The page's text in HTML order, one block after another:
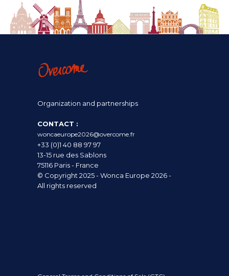
Organization and partnerships
CONTACT :
woncaeurope2026@overcome.fr
+33 (0)1 40 88 97 97
13-15 rue des Sablons
75116 Paris - France
© Copyright 2025 - Wonca Europe 2026 -
All rights reserved